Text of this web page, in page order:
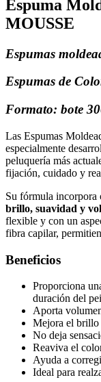
Espuma
MOUSSE
Espumas
Espumas de
Formato: bote
Las Espumas
especialmente
peluquería más
fijación, cuidado y
Su fórmula incorpora
brillo, suavidad y
flexible y con un
fibra capilar,
Beneficios
Proporciona
duración del
Aporta
Mejora el brillo
No deja
Reaviva el
Ayuda a
Ideal para